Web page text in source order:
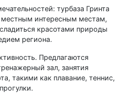
турбаза Гринта
местным интересным местам,
красотами природы
региона.
Предлагаются
зал, занятия
такими как плавание, теннис,